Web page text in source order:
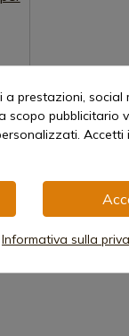
prestazioni, social
scopo pubblicitario
Accetti
Informativa sulla